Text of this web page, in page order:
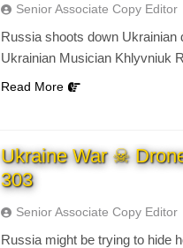
Senior Associate Copy Editor
Russia shoots down Ukrainian
Ukrainian Musician Khlyvniuk
Read More
Ukraine War ☠
303
Senior Associate Copy Editor
Russia might be trying to hide